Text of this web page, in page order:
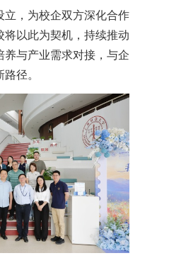
立，为校企双方深化合作
将以此为契机，持续推动
养与产业需求对接，与企
径。